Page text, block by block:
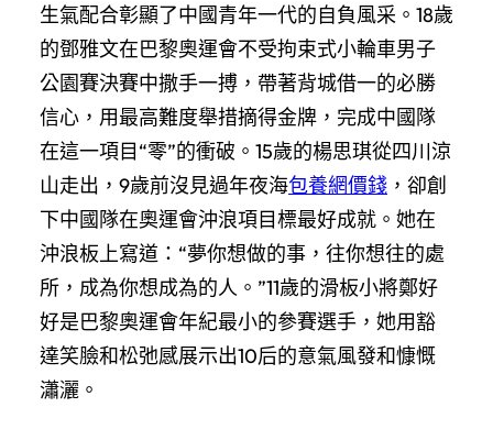
生氣配合彰顯了中國青年一代的自負風采。18歲
的鄧雅文在巴黎奧運會不受拘束式小輪車男子
公園賽決賽中撒手一搏，帶著背城借一的必勝
信心，用最高難度舉措摘得金牌，完成中國隊
在這一項目“零”的衝破。15歲的楊思琪從四川涼
山走出，9歲前沒見過年夜海包養網價錢 ，卻創
下中國隊在奧運會沖浪項目標最好成就。她在
沖浪板上寫道：“夢你想做的事，往你想往的處
所，成為你想成為的人。”11歲的滑板小將鄭好
好是巴黎奧運會年紀最小的參賽選手，她用豁
達笑臉和松弛感展示出10后的意氣風發和慷慨
瀟灑。